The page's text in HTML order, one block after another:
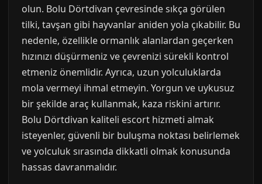
olun. Bolu Dörtdivan çevresinde sıkça görülen
tilki, tavşan gibi hayvanlar aniden yola çıkabilir. Bu
nedenle, özellikle ormanlık alanlardan geçerken
hızınızı düşürmeniz ve çevrenizi sürekli kontrol
etmeniz önemlidir. Ayrıca, uzun yolculuklarda
mola vermeyi ihmal etmeyin. Yorgun ve uykusuz
bir şekilde araç kullanmak, kaza riskini artırır.
Bolu Dörtdivan kaliteli escort hizmeti almak
isteyenler, güvenli bir buluşma noktası belirlemek
ve yolculuk sırasında dikkatli olmak konusunda
hassas davranmalıdır.